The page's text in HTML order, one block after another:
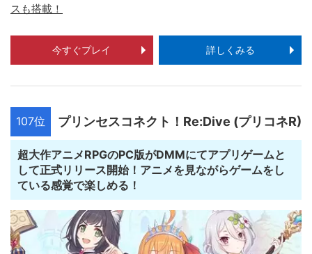
スも搭載！
今すぐプレイ 詳しくみる
107位 プリンセスコネクト！Re:Dive (プリコネR)
超大作アニメRPGのPC版がDMMにてアプリゲームと
して正式リリース開始！アニメを見ながらゲームをし
ている感覚で楽しめる！